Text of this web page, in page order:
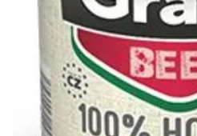
E-shop Veterix
777 319 517 (Po–Pá, 8–15h)
eshop@veterix.cz